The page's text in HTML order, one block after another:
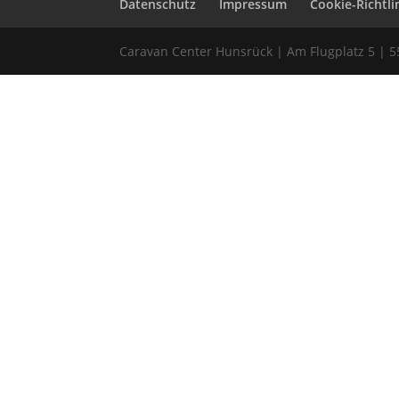
Datenschutz Impressum Cookie-
Caravan Center Hunsrück | Am Flugplatz 5 |